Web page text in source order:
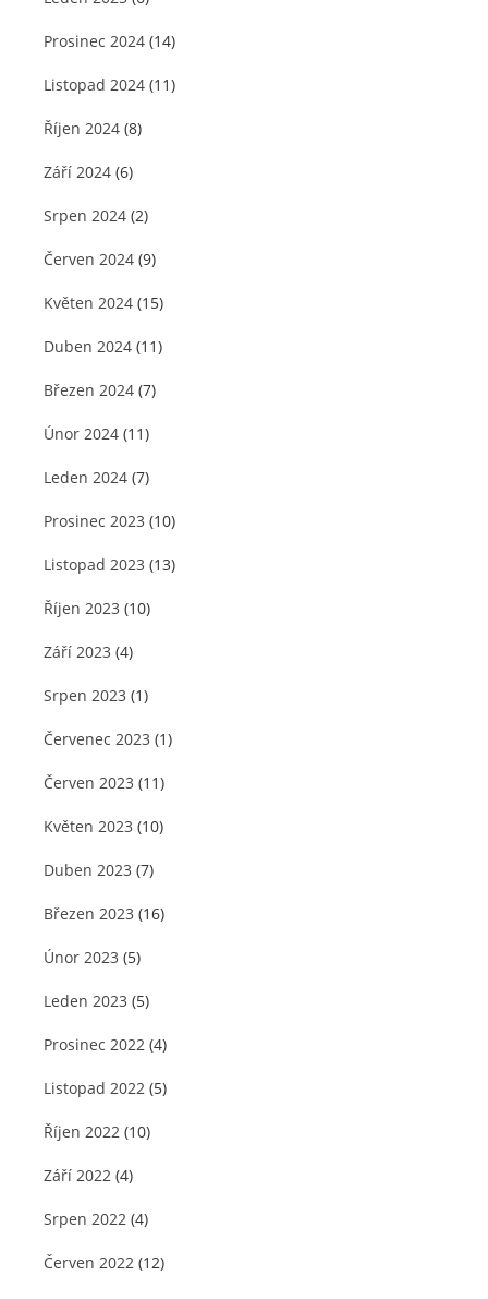
Prosinec 2024 (14)
Listopad 2024 (11)
Říjen 2024 (8)
Září 2024 (6)
Srpen 2024 (2)
Červen 2024 (9)
Květen 2024 (15)
Duben 2024 (11)
Březen 2024 (7)
Únor 2024 (11)
Leden 2024 (7)
Prosinec 2023 (10)
Listopad 2023 (13)
Říjen 2023 (10)
Září 2023 (4)
Srpen 2023 (1)
Červenec 2023 (1)
Červen 2023 (11)
Květen 2023 (10)
Duben 2023 (7)
Březen 2023 (16)
Únor 2023 (5)
Leden 2023 (5)
Prosinec 2022 (4)
Listopad 2022 (5)
Říjen 2022 (10)
Září 2022 (4)
Srpen 2022 (4)
Červen 2022 (12)